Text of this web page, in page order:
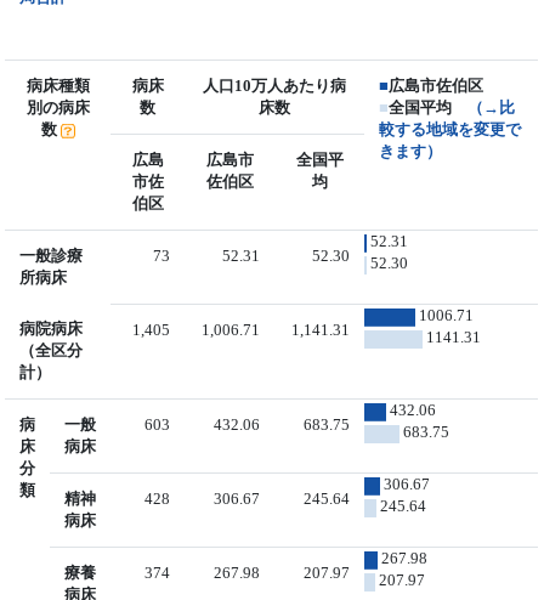
病床種類
別の病床
数
病床
数
人口10万人あたり病
床数
■広島市佐伯区
■全国平均
（→比
較する地域を変更で
きます）
広島
市佐
伯区
広島市
佐伯区
全国平
均
一般診療
所病床
73 52.31 52.30
52.31
52.30
病院病床
（全区分
計）
1,405 1,006.71 1,141.31
1006.71
1141.31
病
床
分
類
一般
病床
603 432.06 683.75
432.06
683.75
精神
病床
428 306.67 245.64
306.67
245.64
療養
病床
374 267.98 207.97
267.98
207.97